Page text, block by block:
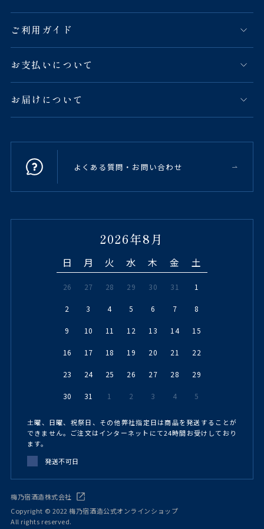
ご利用ガイド
お支払いについて
お届けについて
よくある質問・お問い合わせ
2026年8月
日 月 火 水 木 金 土
26 27 28 29 30 31 1
2 3 4 5 6 7 8
9 10 11 12 13 14 15
16 17 18 19 20 21 22
23 24 25 26 27 28 29
30 31 1 2 3 4 5
土曜、日曜、祝祭日、その他弊社指定日は商品を発送することが
できません。ご注文はインターネットにて24時間お受けしており
ます。
発送不可日
梅乃宿酒造株式会社
Copyright © 2022 梅乃宿酒造公式オンラインショップ
All rights reserved.